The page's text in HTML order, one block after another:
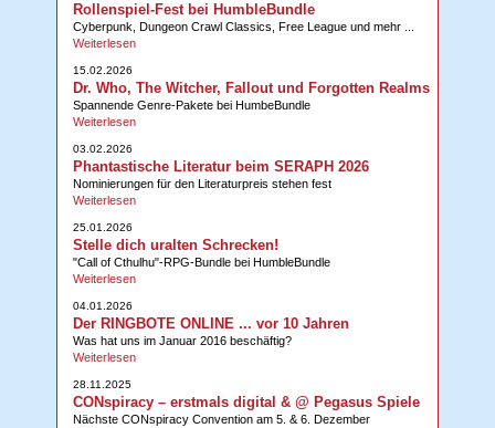
Rollenspiel-Fest bei HumbleBundle
Cyberpunk, Dungeon Crawl Classics, Free League und mehr ...
Weiterlesen
15.02.2026
Dr. Who, The Witcher, Fallout und Forgotten Realms
Spannende Genre-Pakete bei HumbeBundle
Weiterlesen
03.02.2026
Phantastische Literatur beim SERAPH 2026
Nominierungen für den Literaturpreis stehen fest
Weiterlesen
25.01.2026
Stelle dich uralten Schrecken!
"Call of Cthulhu"-RPG-Bundle bei HumbleBundle
Weiterlesen
04.01.2026
Der RINGBOTE ONLINE ... vor 10 Jahren
Was hat uns im Januar 2016 beschäftig?
Weiterlesen
28.11.2025
CONspiracy – erstmals digital & @ Pegasus Spiele
Nächste CONspiracy Convention am 5. & 6. Dezember